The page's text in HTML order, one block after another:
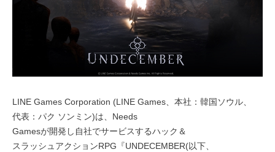
LINE Games Corporation (LINE Games、本社：韓国ソウル、
代表：パク ソンミン)は、Needs
Gamesが開発し自社でサービスするハック＆
スラッシュアクションRPG『UNDECEMBER(以下、